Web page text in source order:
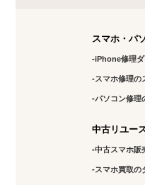
スマホ・パ
iPhone修理
スマホ修理の
パソコン修理
中古リユー
中古スマホ販
スマホ買取の